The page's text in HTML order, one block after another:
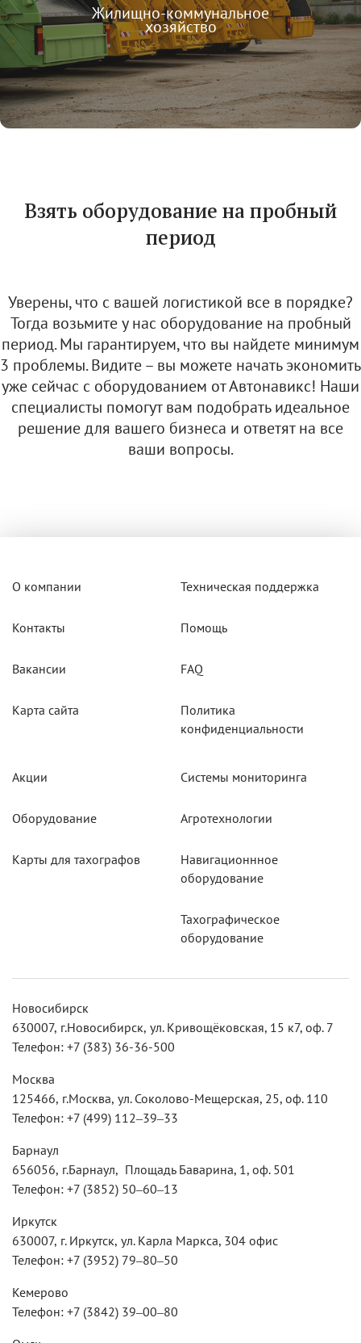
Жилищно-коммунальное
хозяйство
Взять оборудование на пробный
период
Уверены, что с вашей логистикой все в порядке?
Тогда возьмите у нас оборудование на пробный
период. Мы гарантируем, что вы найдете минимум
3 проблемы. Видите – вы можете начать экономить
уже сейчас с оборудованием от Автонавикс! Наши
специалисты помогут вам подобрать идеальное
решение для вашего бизнеса и ответят на все
ваши вопросы.
О компании
Контакты
Вакансии
Карта сайта
Техническая поддержка
Помощь
FAQ
Политика
конфиденциальности
Акции
Оборудование
Карты для тахографов
Системы мониторинга
Агротехнологии
Навигационнное
оборудование
Тахографическое
оборудование
Новосибирск
630007, г.Новосибирск, ул. Кривощёковская, 15 к7, оф. 7
Телефон: +7 (383) 36-36-500
Москва
125466, г.Москва, ул. Соколово-Мещерская, 25​, оф. 110
Телефон: +7 (499) 112‒39‒33
Барнаул
656056, г.Барнаул, ​ Площадь Баварина, 1​, оф. 501
Телефон: +7 (3852) 50‒60‒13
Иркутск
630007, г. Иркутск, ул. Карла Маркса, 304 офис
Телефон: +7 (3952) 79‒80‒50
Кемерово
Телефон: +7 (3842) 39‒00‒80